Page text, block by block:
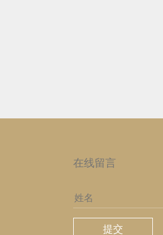
在线留言
姓名
提交